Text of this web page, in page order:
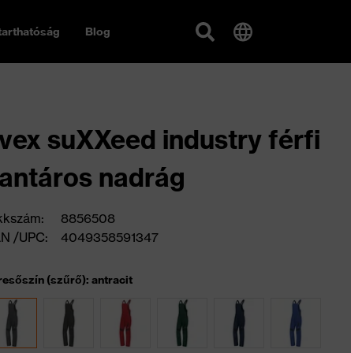
Blog
suXXeed industry férfi
nadrág
8856508
/UPC:
4049358591347
(szűrő): antracit